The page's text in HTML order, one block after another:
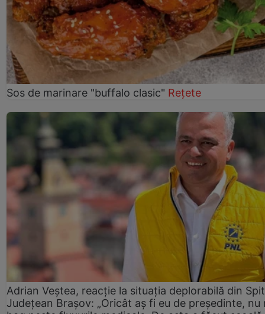
Sos de marinare "buffalo clasic" Rețete
Adrian Veștea, reacție la situația deplorabilă din
Județean Brașov: „Oricât aș fi eu de președinte, nu